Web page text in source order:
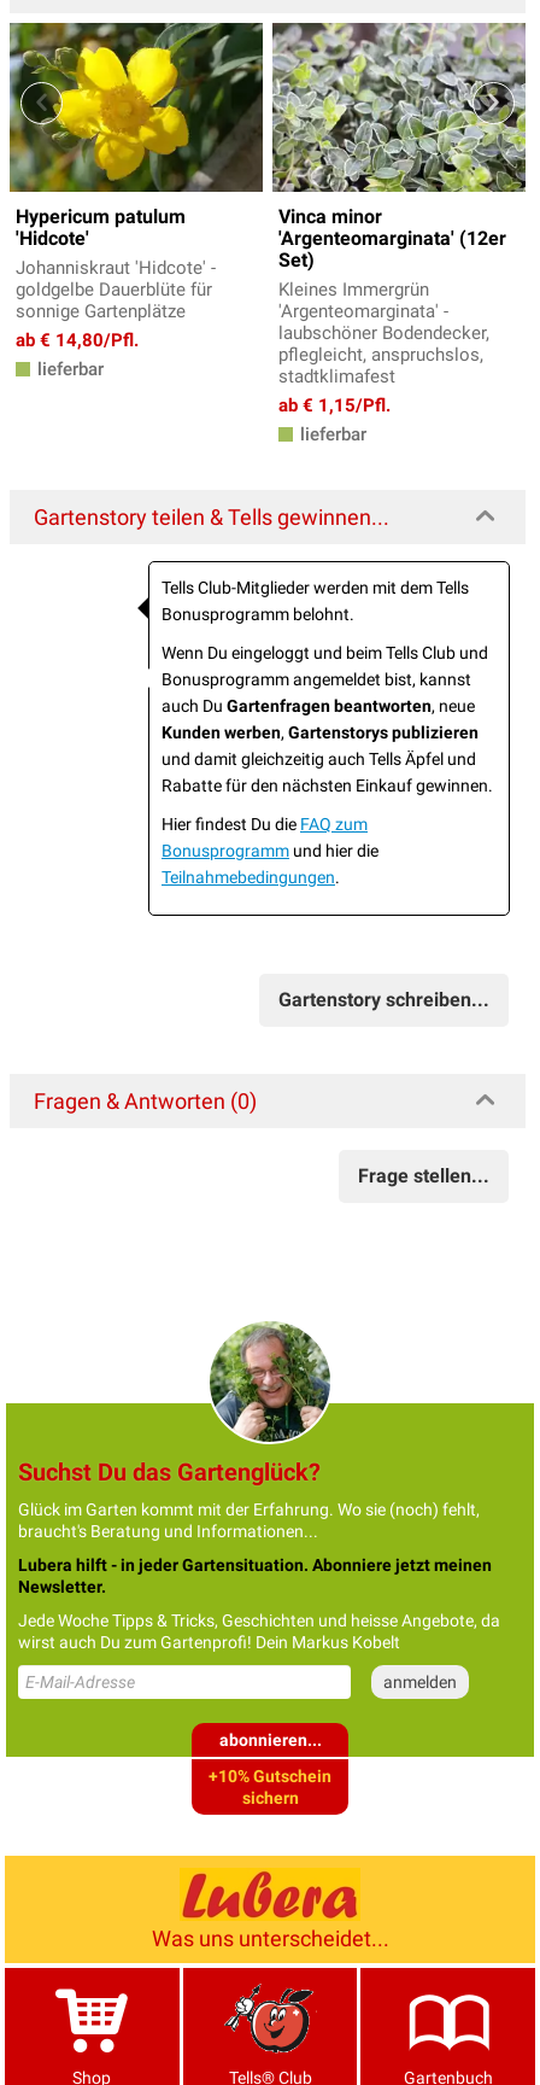
Hypericum patulum
'Hidcote'
Johanniskraut 'Hidcote' -
goldgelbe Dauerblüte für
sonnige Gartenplätze
ab € 14,80/Pfl.
lieferbar
Vinca minor
'Argenteomarginata' (12er
Set)
Kleines Immergrün
'Argenteomarginata' -
laubschöner Bodendecker,
pflegleicht, anspruchslos,
stadtklimafest
ab € 1,15/Pfl.
lieferbar
Gartenstory teilen & Tells gewinnen...
Tells Club-Mitglieder werden mit dem Tells
Bonusprogramm belohnt.
Wenn Du eingeloggt und beim Tells Club und
Bonusprogramm angemeldet bist, kannst
auch Du Gartenfragen beantworten, neue
Kunden werben, Gartenstorys publizieren
und damit gleichzeitig auch Tells Äpfel und
Rabatte für den nächsten Einkauf gewinnen.
Hier findest Du die FAQ zum
Bonusprogramm und hier die
Teilnahmebedingungen.
Gartenstory schreiben...
Fragen & Antworten (0)
Frage stellen...
Suchst Du das Gartenglück?
Glück im Garten kommt mit der Erfahrung. Wo sie (noch) fehlt,
braucht's Beratung und Informationen...
Lubera hilft - in jeder Gartensituation. Abonniere jetzt meinen
Newsletter.
Jede Woche Tipps & Tricks, Geschichten und heisse Angebote, da
wirst auch Du zum Gartenprofi! Dein Markus Kobelt
abonnieren...
+10% Gutschein
sichern
Was uns unterscheidet...
Shop Tells® Club Gartenbuch